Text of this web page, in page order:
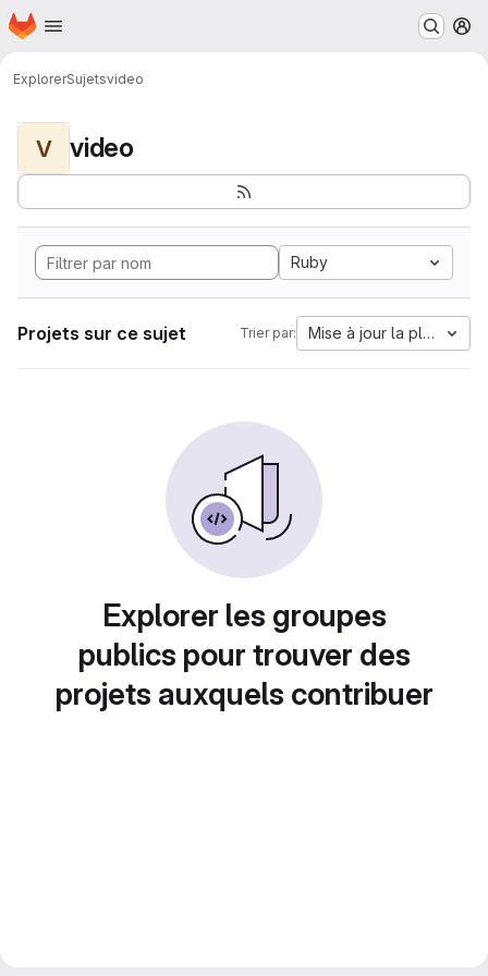
Passer au contenu principal
Page d'accueil
ExplorerSujetsvideo
V video
Ruby
Projets sur ce sujet Trier par: Mise à jour la plus
Explorer les groupes
publics pour trouver des
projets auxquels contribuer